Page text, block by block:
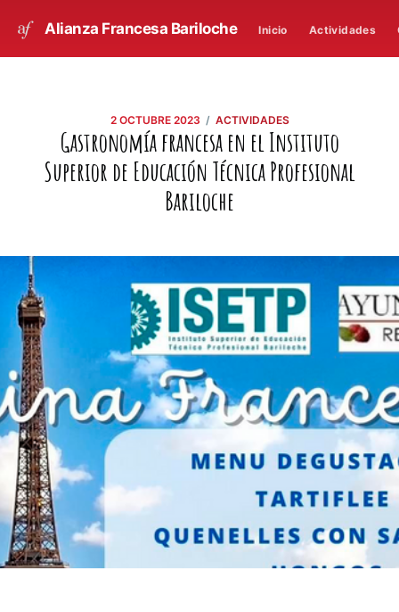
Alianza Francesa Bariloche Inicio Actividades
2 OCTUBRE 2023 / ACTIVIDADES
Gastronomía francesa en el Instituto
Superior de Educación Técnica Profesional
Bariloche